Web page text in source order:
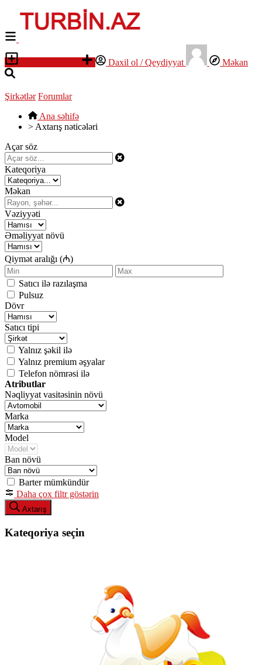
Daxil ol / Qeydiyyat Məkan
Şirkətlər Forumlar
Ana səhifə
> Axtarış nəticələri
Açar söz
Kateqoriya
Məkan
Vəziyyəti
Əməliyyat növü
Qiymət aralığı (₼)
Satıcı ilə razılaşma
Pulsuz
Dövr
Satıcı tipi
Yalnız şəkil ilə
Yalnız premium əşyalar
Telefon nömrəsi ilə
Atributlar
Nəqliyyat vasitəsinin növü
Marka
Model
Ban növü
Barter mümkündür
Daha çox filtr göstərin
Axtarış
Kateqoriya seçin